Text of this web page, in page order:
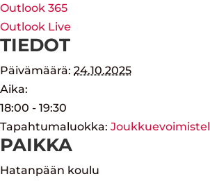
Outlook 365
Outlook Live
TIEDOT
Päivämäärä: 24.10.2025
Aika:
18:00 - 19:30
Tapahtumaluokka:
PAIKKA
Hatanpään koulu